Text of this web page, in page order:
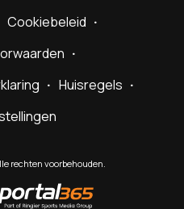
Cookiebeleid
Huisregels
rechten voorbehouden.
by
Sportal365